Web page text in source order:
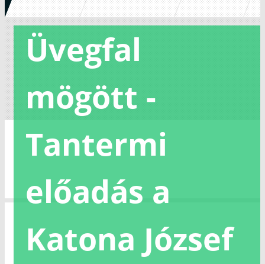
Üvegfal
mögött -
Tantermi
előadás a
Katona József